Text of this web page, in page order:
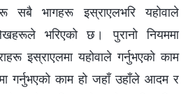
सबै भागहरू इस्राएलभरि यहोवाले
भरिएको छ। पुरानो नियममा
इस्राएलमा यहोवाले गर्नुभएको काम
गर्नुभएको काम हो जहाँ उहाँले आदम र